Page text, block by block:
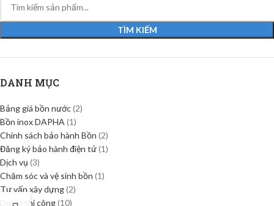
TÌM KIẾM
DANH MỤC
Bảng giá bồn nước(2)
Bồn inox DAPHA (1)
Chính sách bảo hành Bồn (2)
Đăng ký bảo hành điện tử(1)
Dịch vụ (3)
Chăm sóc và vệ sinh bồn (1)
Tư vấn xây dựng(2)
Dự án thi công(10)